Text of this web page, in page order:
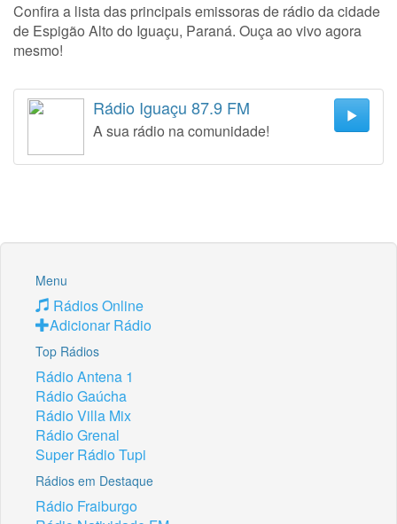
Confira a lista das principais emissoras de rádio da cidade
de Espigão Alto do Iguaçu, Paraná. Ouça ao vivo agora
mesmo!
Rádio Iguaçu 87.9 FM
A sua rádio na comunidade!
Menu
Rádios Online
Adicionar Rádio
Top Rádios
Rádio Antena 1
Rádio Gaúcha
Rádio Villa Mix
Rádio Grenal
Super Rádio Tupi
Rádios em Destaque
Rádio Fraiburgo